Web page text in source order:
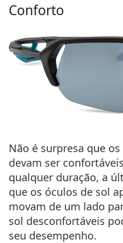
Conforto
Não é surpresa que
devam ser
qualquer duração, a
que os óculos de sol
movam de um lado
sol desconfortáveis
seu desempenho.